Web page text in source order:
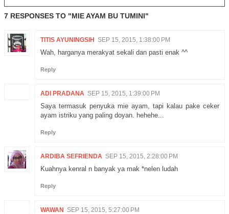
7 RESPONSES TO "MIE AYAM BU TUMINI"
TITIS AYUNINGSIH SEP 15, 2015, 1:38:00 PM
Wah, harganya merakyat sekali dan pasti enak ^^
Reply
ADI PRADANA SEP 15, 2015, 1:39:00 PM
Saya termasuk penyuka mie ayam, tapi kalau pake ceker
ayam istriku yang paling doyan. hehehe...
Reply
ARDIBA SEFRIENDA SEP 15, 2015, 2:28:00 PM
Kuahnya kenral n banyak ya mak *nelen ludah
Reply
WAWAN SEP 15, 2015, 5:27:00 PM